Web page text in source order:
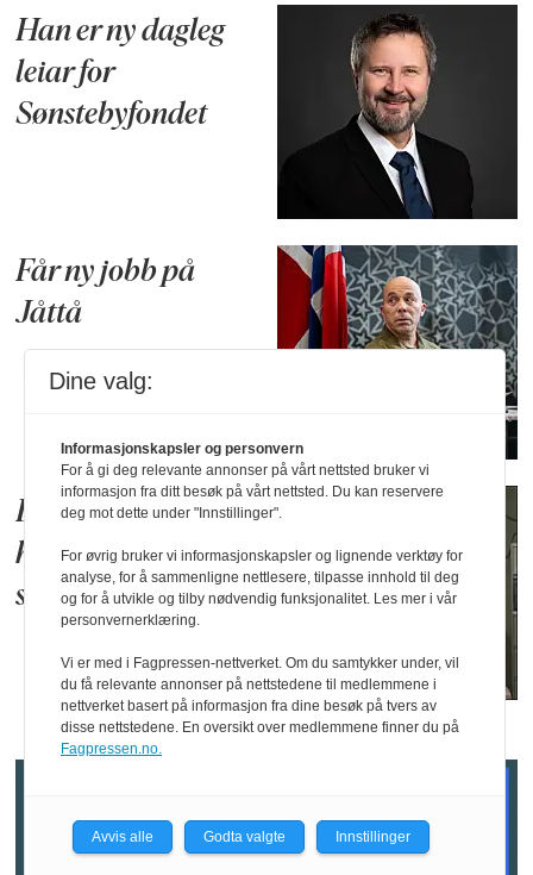
Han er ny dagleg
leiar for
Sønstebyfondet
Får ny jobb på
Jåttå
Forsvarets
høgskole får to nye
skolesjefer
Dine valg:
Informasjonskapsler og personvern
For å gi deg relevante annonser på vårt nettsted bruker vi
informasjon fra ditt besøk på vårt nettsted. Du kan reservere
deg mot dette under "Innstillinger".
For øvrig bruker vi informasjonskapsler og lignende verktøy for
analyse, for å sammenligne nettlesere, tilpasse innhold til deg
og for å utvikle og tilby nødvendig funksjonalitet. Les mer i vår
personvernerklæring.
Vi er med i Fagpressen-nettverket. Om du samtykker under, vil
du få relevante annonser på nettstedene til medlemmene i
nettverket basert på informasjon fra dine besøk på tvers av
disse nettstedene. En oversikt over medlemmene finner du på
Fagpressen.no.
Avvis alle Godta valgte Innstillinger